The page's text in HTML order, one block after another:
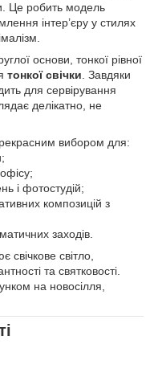
Це робить модель
інтер’єру у стилях
основи, тонкої рівної
тонкої свічки. Завдяки
для сервірування
делікатно, не
вибором для:
і фотостудій;
композицій з
заходів.
свічкове світло,
та святковості.
на новосілля,